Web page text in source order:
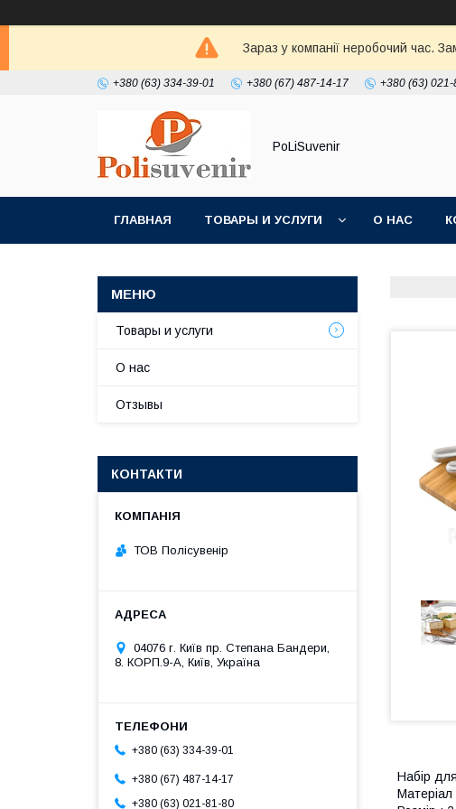
Зараз у компанії неробочий час.
+380 (63) 334-39-01 +380 (67) 487-14-17 +380 (63) 021-
PoLiSuvenir
ГЛАВНАЯ ТОВАРЫ И УСЛУГИ О НАС
Набір
Товары и услуги
О нас
Отзывы
КОНТАКТИ
ТОВ Полісувенір
04076 г. Київ пр. Степана Бандери,
8. КОРП.9-А, Київ, Україна
+380 (63) 334-39-01
+380 (67) 487-14-17
+380 (63) 021-81-80